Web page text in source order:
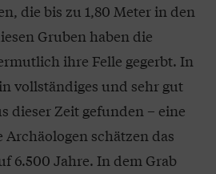
die bis zu 1,80 Meter in den
Gruben haben die
ihre Felle gegerbt. In
vollständiges und sehr gut
dieser Zeit gefunden – eine
Archäologen schätzen das
6.500 Jahre. In dem Grab